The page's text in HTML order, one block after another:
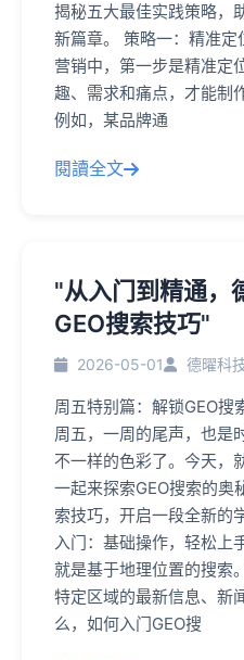
揭秘五大最佳实践策略，
新篇章。 策略一：精准
营销中，第一步是精准定
趣、需求和痛点，才能制
例如，某品牌通
閱讀全文
"从入门到精通，
GEO搜索技巧"
2026-05-01 德曜科
周五特别篇：解锁GEO搜
周五，一周的尾声，也是
不一样的色彩了。今天，
一起来探索GEO搜索的奥
索技巧，开启一段全新的
入门：基础操作，轻松上
就是基于地理位置的搜索
特定区域的最新信息、新
么，如何入门GEO搜